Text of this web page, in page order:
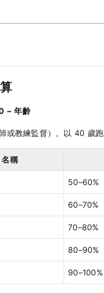
− 年齡
或教練監督）。以 40 歲跑
名稱
50–60%
60–70%
70–80%
80–90%
90–100%